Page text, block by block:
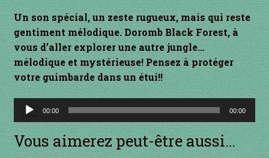
Mon Compte
Newsletter
par prix
Un son spécial, un zeste rugueux, mais qui reste
gentiment mélodique. Doromb Black Forest, à
vous d’aller explorer une autre jungle…
mélodique et mystérieuse! Pensez à protéger
votre guimbarde dans un étui!!
Lecteur
audio
00:00 00:00
Vous aimerez peut-être aussi…